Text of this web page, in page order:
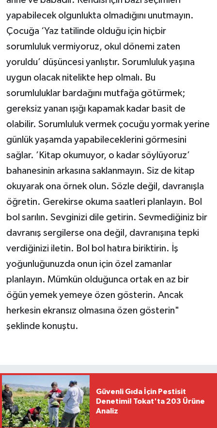
yapabilecek olgunlukta olmadığını unutmayın.
Çocuğa ‘Yaz tatilinde olduğu için hiçbir
sorumluluk vermiyoruz, okul dönemi zaten
yoruldu’ düşüncesi yanlıştır. Sorumluluk yaşına
uygun olacak nitelikte hep olmalı. Bu
sorumluluklar bardağını mutfağa götürmek;
gereksiz yanan ışığı kapamak kadar basit de
olabilir. Sorumluluk vermek çocuğu yormak yerine
günlük yaşamda yapabileceklerini görmesini
sağlar. ’Kitap okumuyor, o kadar söylüyoruz’
bahanesinin arkasına saklanmayın. Siz de kitap
okuyarak ona örnek olun. Sözle değil, davranışla
öğretin. Gerekirse okuma saatleri planlayın. Bol
bol sarılın. Sevginizi dile getirin. Sevmediğiniz bir
davranış sergilerse ona değil, davranışına tepki
verdiğinizi iletin. Bol bol hatıra biriktirin. İş
yoğunluğunuzda onun için özel zamanlar
planlayın. Mümkün olduğunca ortak en az bir
öğün yemek yemeye özen gösterin. Ancak
herkesin ekransız olmasına özen gösterin"
şeklinde konuştu.
Güvenli Gıda İçin Pestisit
Denetimi! Tokat'ta 203 Ürüne
Analiz